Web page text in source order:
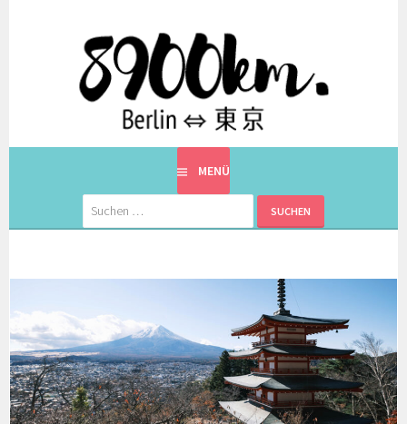
8900KM. BERLIN ⇔ 東京
EINE BERLINERIN IN JAPAN. MIT EINEM JAPANER.
MENÜ
Suchen
nach: